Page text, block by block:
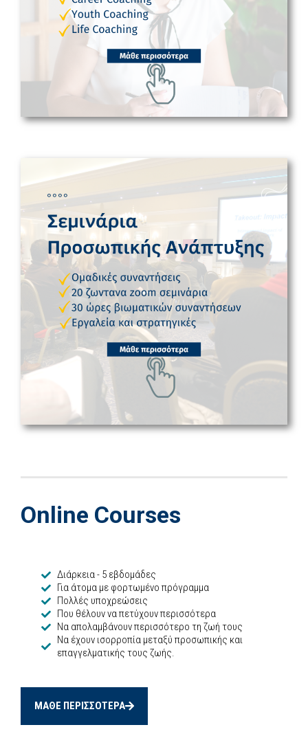
Online Courses
Διάρκεια - 5 εβδομάδες
Για άτομα με φορτωμένο πρόγραμμα
Πολλές υποχρεώσεις
Που θέλουν να πετύχουν περισσότερα
Να απολαμβάνουν περισσότερο τη ζωή τους
Να έχουν ισορροπία μεταξύ προσωπικής και
επαγγελματικής τους ζωής.
ΜΑΘΕ ΠΕΡΙΣΣΟΤΕΡΑ